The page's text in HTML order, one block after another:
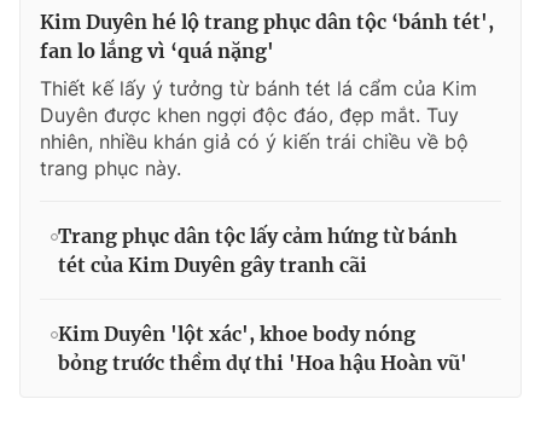
Kim Duyên hé lộ trang phục dân tộc ‘bánh tét',
fan lo lắng vì ‘quá nặng'
Thiết kế lấy ý tưởng từ bánh tét lá cẩm của Kim
Duyên được khen ngợi độc đáo, đẹp mắt. Tuy
nhiên, nhiều khán giả có ý kiến trái chiều về bộ
trang phục này.
Trang phục dân tộc lấy cảm hứng từ bánh
tét của Kim Duyên gây tranh cãi
Kim Duyên 'lột xác', khoe body nóng
bỏng trước thềm dự thi 'Hoa hậu Hoàn vũ'